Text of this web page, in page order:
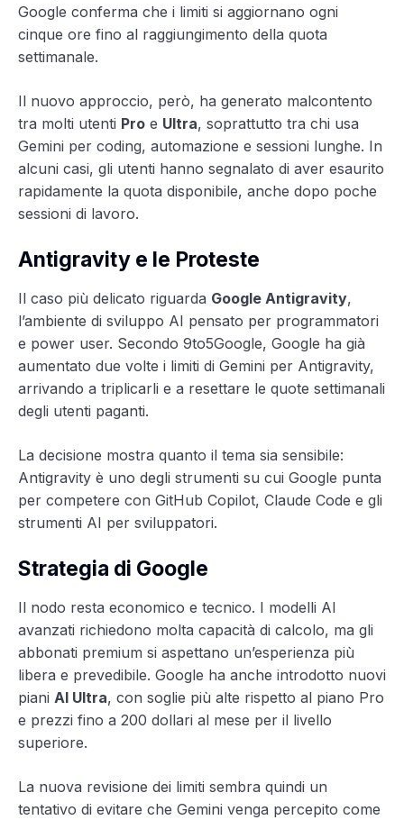
Google conferma che i limiti si aggiornano ogni
cinque ore fino al raggiungimento della quota
settimanale.
Il nuovo approccio, però, ha generato malcontento
tra molti utenti Pro e Ultra, soprattutto tra chi usa
Gemini per coding, automazione e sessioni lunghe. In
alcuni casi, gli utenti hanno segnalato di aver esaurito
rapidamente la quota disponibile, anche dopo poche
sessioni di lavoro.
Antigravity e le Proteste
Il caso più delicato riguarda Google Antigravity,
l’ambiente di sviluppo AI pensato per programmatori
e power user. Secondo 9to5Google, Google ha già
aumentato due volte i limiti di Gemini per Antigravity,
arrivando a triplicarli e a resettare le quote settimanali
degli utenti paganti.
La decisione mostra quanto il tema sia sensibile:
Antigravity è uno degli strumenti su cui Google punta
per competere con GitHub Copilot, Claude Code e gli
strumenti AI per sviluppatori.
Strategia di Google
Il nodo resta economico e tecnico. I modelli AI
avanzati richiedono molta capacità di calcolo, ma gli
abbonati premium si aspettano un’esperienza più
libera e prevedibile. Google ha anche introdotto nuovi
piani AI Ultra, con soglie più alte rispetto al piano Pro
e prezzi fino a 200 dollari al mese per il livello
superiore.
La nuova revisione dei limiti sembra quindi un
tentativo di evitare che Gemini venga percepito come